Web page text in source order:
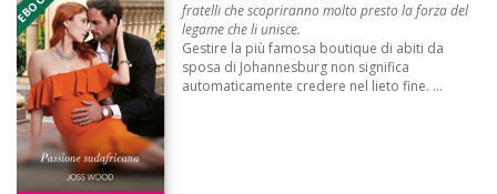
fratelli che scopriranno molto presto la forza del
legame che li unisce.
Gestire la più famosa boutique di abiti da
sposa di Johannesburg non significa
automaticamente credere nel lieto fine. ...